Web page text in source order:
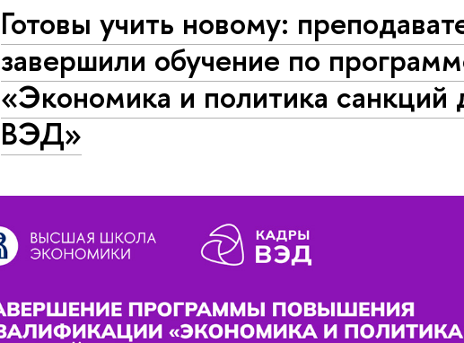
Готовы учить новому:
завершили обучение по
«Экономика и политика санкций
ВЭД»